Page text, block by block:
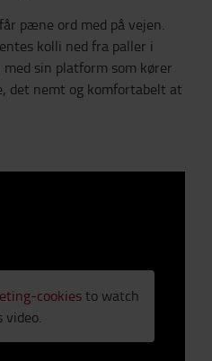
pæne ord med på vejen.
kolli ned fra paller i
sin platform som kører
det nemt og komfortabelt at
cookiesto watch
video.